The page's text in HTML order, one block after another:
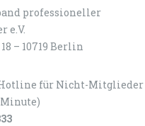
professioneller
e.V.
– 10719 Berlin
für Nicht-Mitglieder
Minute)